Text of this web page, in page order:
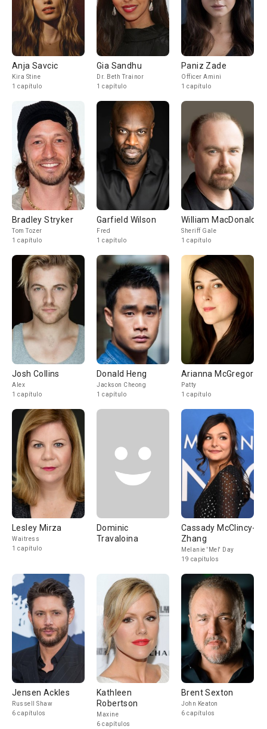
Anja Savcic
Kira Stine
1 capítulo
Gia Sandhu
Dr. Beth Trainor
1 capítulo
Paniz Zade
Officer Amini
1 capítulo
Bradley Stryker
Tom Tozer
1 capítulo
Garfield Wilson
Fred
1 capítulo
William MacDonald
Sheriff Gale
1 capítulo
Josh Collins
Alex
1 capítulo
Donald Heng
Jackson Cheong
1 capítulo
Arianna McGregor
Patty
1 capítulo
Lesley Mirza
Waitress
1 capítulo
Dominic
Travaloina
Cassady McClincy-
Zhang
Melanie 'Mel' Day
19 capítulos
Jensen Ackles
Russell Shaw
6 capítulos
Kathleen
Robertson
Maxine
6 capítulos
Brent Sexton
John Keaton
6 capítulos